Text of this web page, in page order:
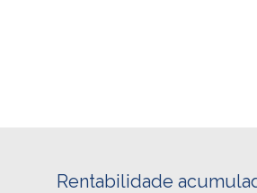
Rentabilidade